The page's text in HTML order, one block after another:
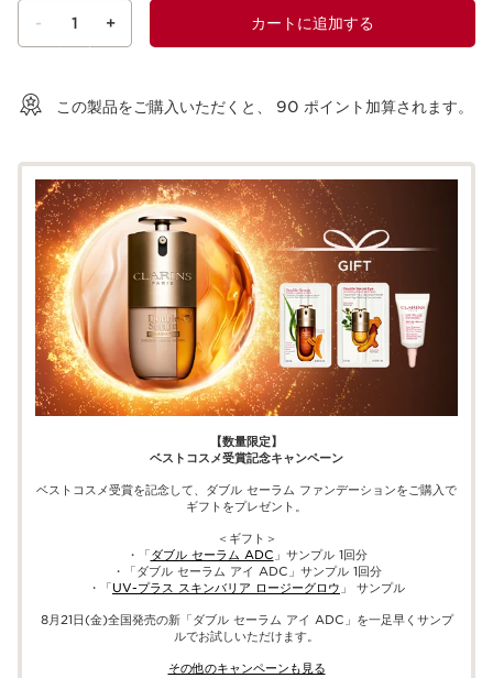
- 1 + カートに追加する
この製品をご購入いただくと、 90 ポイント加算されます。
【数量限定】
ベストコスメ受賞記念キャンペーン
ベストコスメ受賞を記念して、ダブル セーラム ファンデーションをご購入で
ギフトをプレゼント。
＜ギフト＞
・「ダブル セーラム ADC 」サンプル 1回分
・「ダブル セーラム アイ ADC」サンプル 1回分
・「UV-プラス スキンバリア ロージーグロウ 」 サンプル
8月21日(金)全国発売​の新「ダブル セーラム アイ ADC」を一足早くサンプ
ルでお試しいただけます。
​その他のキャンペーンも見る